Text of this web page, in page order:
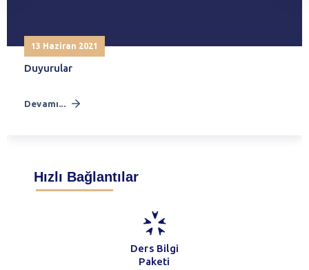
13 Haziran 2021
Duyurular
Devamı...
Hızlı Bağlantılar
Ders Bilgi
Paketi